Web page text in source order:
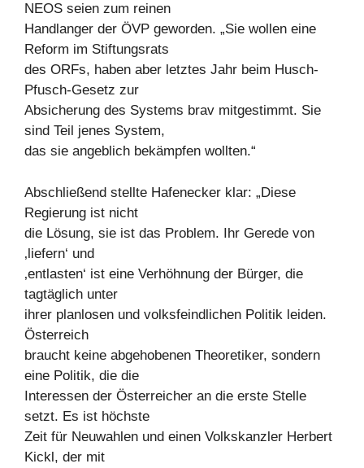
NEOS seien zum reinen
Handlanger der ÖVP geworden. „Sie wollen eine
Reform im Stiftungsrats
des ORFs, haben aber letztes Jahr beim Husch-
Pfusch-Gesetz zur
Absicherung des Systems brav mitgestimmt. Sie
sind Teil jenes System,
das sie angeblich bekämpfen wollten.“
Abschließend stellte Hafenecker klar: „Diese
Regierung ist nicht
die Lösung, sie ist das Problem. Ihr Gerede von
‚liefern‘ und
‚entlasten‘ ist eine Verhöhnung der Bürger, die
tagtäglich unter
ihrer planlosen und volksfeindlichen Politik leiden.
Österreich
braucht keine abgehobenen Theoretiker, sondern
eine Politik, die die
Interessen der Österreicher an die erste Stelle
setzt. Es ist höchste
Zeit für Neuwahlen und einen Volkskanzler Herbert
Kickl, der mit